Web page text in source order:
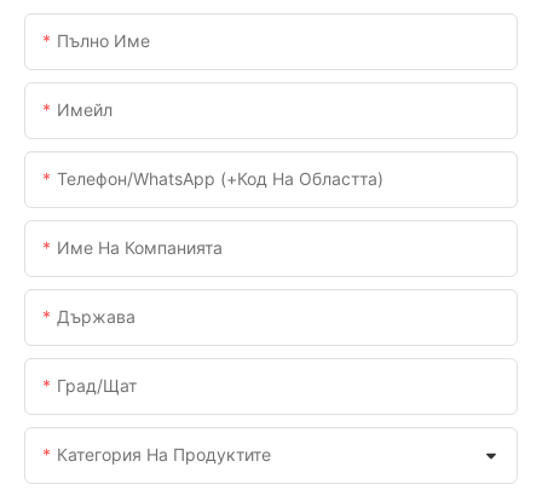
Пълно Име
Имейл
Телефон/WhatsApp (+Код На Областта)
Име На Компанията
Държава
Град/щат
Категория На Продуктите